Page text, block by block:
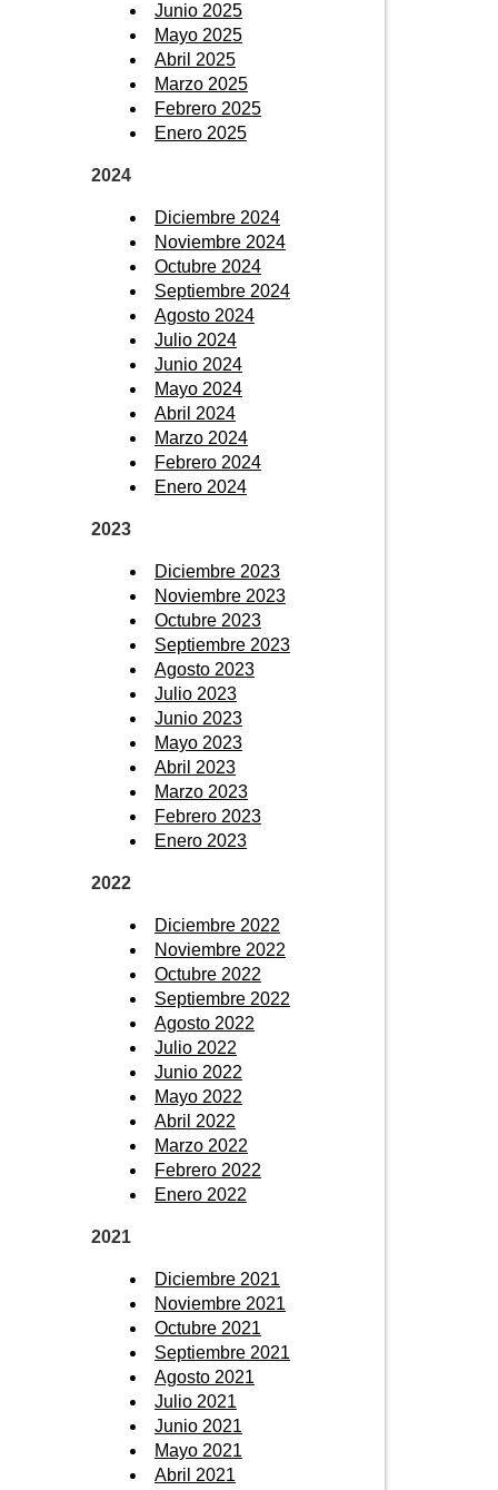
Junio 2025
Mayo 2025
Abril 2025
Marzo 2025
Febrero 2025
Enero 2025
2024
Diciembre 2024
Noviembre 2024
Octubre 2024
Septiembre 2024
Agosto 2024
Julio 2024
Junio 2024
Mayo 2024
Abril 2024
Marzo 2024
Febrero 2024
Enero 2024
2023
Diciembre 2023
Noviembre 2023
Octubre 2023
Septiembre 2023
Agosto 2023
Julio 2023
Junio 2023
Mayo 2023
Abril 2023
Marzo 2023
Febrero 2023
Enero 2023
2022
Diciembre 2022
Noviembre 2022
Octubre 2022
Septiembre 2022
Agosto 2022
Julio 2022
Junio 2022
Mayo 2022
Abril 2022
Marzo 2022
Febrero 2022
Enero 2022
2021
Diciembre 2021
Noviembre 2021
Octubre 2021
Septiembre 2021
Agosto 2021
Julio 2021
Junio 2021
Mayo 2021
Abril 2021